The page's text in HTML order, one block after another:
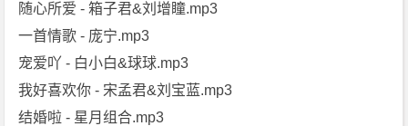
随心所爱 - 箱子君&刘增瞳.mp3
一首情歌 - 庞宁.mp3
宠爱吖 - 白小白&球球.mp3
我好喜欢你 - 宋孟君&刘宝蓝.mp3
结婚啦 - 星月组合.mp3